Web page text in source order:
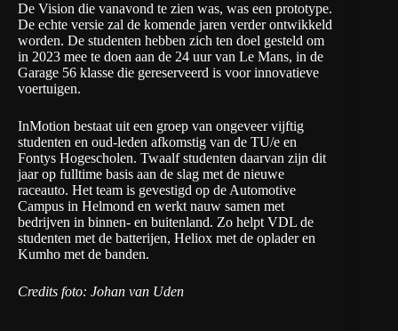
De Vision die vanavond te zien was, was een prototype.
De echte versie zal de komende jaren verder ontwikkeld
worden. De studenten hebben zich ten doel gesteld om
in 2023 mee te doen aan de 24 uur van Le Mans, in de
Garage 56 klasse die gereserveerd is voor innovatieve
voertuigen.
InMotion bestaat uit een groep van ongeveer vijftig
studenten en oud-leden afkomstig van de TU/e en
Fontys Hogescholen. Twaalf studenten daarvan zijn dit
jaar op fulltime basis aan de slag met de nieuwe
raceauto. Het team is gevestigd op de Automotive
Campus in Helmond en werkt nauw samen met
bedrijven in binnen- en buitenland. Zo helpt VDL de
studenten met de batterijen, Heliox met de oplader en
Kumho met de banden.
Credits foto: Johan van Uden